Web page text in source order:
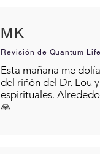
MK
Revisión de Quantum
Esta mañana me
del riñón del Dr. Lou
espirituales.
🙏